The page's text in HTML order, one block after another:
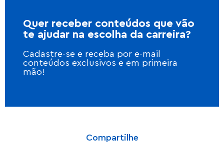
Quer receber conteúdos que vão
te ajudar na escolha da carreira?
Cadastre-se e receba por e-mail
conteúdos exclusivos e em primeira
mão!
Compartilhe